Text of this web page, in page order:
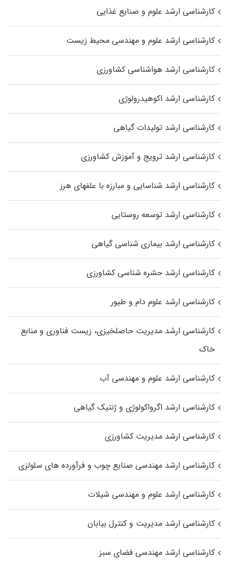
کارشناسی ارشد علوم و صنایع غذایی
کارشناسی ارشد علوم و مهندسی محیط زیست
کارشناسی ارشد هواشناسی کشاورزی
کارشناسی ارشد اکوهیدرولوژی
کارشناسی ارشد تولیدات گیاهی
کارشناسی ارشد ترویج و آموزش کشاورزی
کارشناسی ارشد شناسایی و مبارزه با علفهای هرز
کارشناسی ارشد توسعه روستایی
کارشناسی ارشد بیماری‌ شناسی گیاهی
کارشناسی ارشد حشره‌ شناسی کشاورزی
کارشناسی ارشد علوم دام و طیور
کارشناسی ارشد مدیریت حاصلخیزی، زیست فناوری و منابع
خاک
کارشناسی ارشد علوم و مهندسی آب
کارشناسی ارشد اگرواکولوژی و ژنتیک گیاهی
کارشناسی ارشد مدیریت کشاورزی
کارشناسی ارشد مهندسی صنایع چوب و فرآورده‌ های سلولزی
کارشناسی ارشد علوم و مهندسی شیلات
کارشناسی ارشد مدیریت و کنترل بیابان
کارشناسی ارشد مهندسی فضای سبز